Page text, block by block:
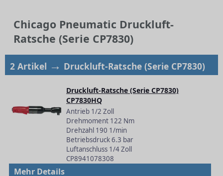
Chicago Pneumatic Druckluft-
Ratsche (Serie CP7830)
2 Artikel → Druckluft-Ratsche (Serie CP7830)
Druckluft-Ratsche (Serie CP7830)
CP7830HQ
Antrieb 1/2 Zoll
Drehmoment 122 Nm
Drehzahl 190 1/min
Betriebsdruck 6.3 bar
Luftanschluss 1/4 Zoll
CP8941078308
Mehr Details